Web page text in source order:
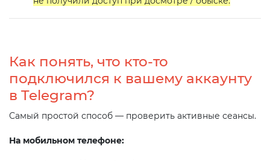
Как понять, что кто-то
подключился к вашему аккаунту
в Telegram?
Самый простой способ — проверить активные сеансы.
На мобильном телефоне: